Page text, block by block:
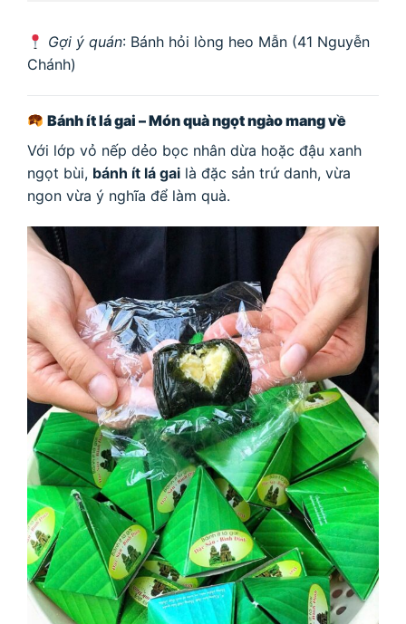
Gợi ý quán: Bánh hỏi lòng heo Mẫn (41 Nguyễn
Chánh)
Bánh ít lá gai – Món quà ngọt ngào mang về
Với lớp vỏ nếp dẻo bọc nhân dừa hoặc đậu xanh
ngọt bùi, bánh ít lá gai là đặc sản trứ danh, vừa
ngon vừa ý nghĩa để làm quà.